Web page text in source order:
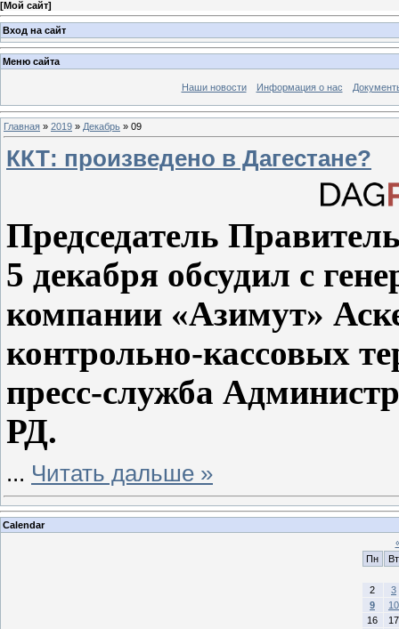
[Мой сайт]
Вход на сайт
Меню сайта
Наши новости Информация о нас
Главная » 2019 » Декабрь » 09
ККТ: произведено в Дагестане?
Председатель
5 декабря обсудил с
компании «Азимут»
контрольно-кассовых
пресс-служба
РД.
... Читать дальше »
Calendar
Пн
Вт
2
3
9
10
16
17